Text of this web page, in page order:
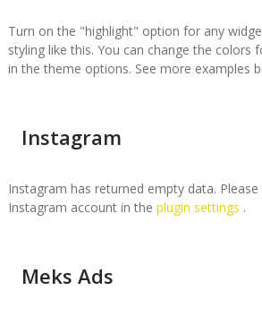
Turn on the "highlight" option for any
styling like this. You can change the colors
in the theme options. See more examples
Instagram
Instagram has returned empty data.
Instagram account in the plugin settings .
Meks Ads